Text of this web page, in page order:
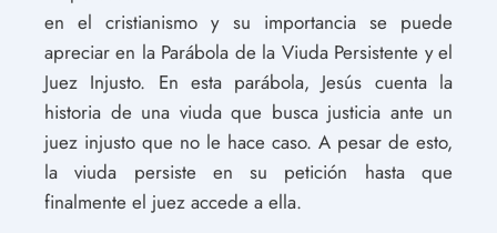
en el cristianismo y su importancia se puede
apreciar en la Parábola de la Viuda Persistente y el
Juez Injusto. En esta parábola, Jesús cuenta la
historia de una viuda que busca justicia ante un
juez injusto que no le hace caso. A pesar de esto,
la viuda persiste en su petición hasta que
finalmente el juez accede a ella.